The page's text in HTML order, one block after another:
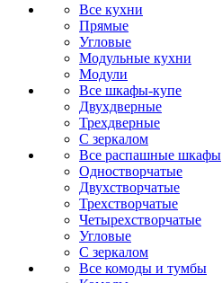
Все кухни
Прямые
Угловые
Модульные кухни
Модули
Все шкафы-купе
Двухдверные
Трехдверные
С зеркалом
Все распашные шкафы
Одностворчатые
Двухстворчатые
Трехстворчатые
Четырехстворчатые
Угловые
С зеркалом
Все комоды и тумбы